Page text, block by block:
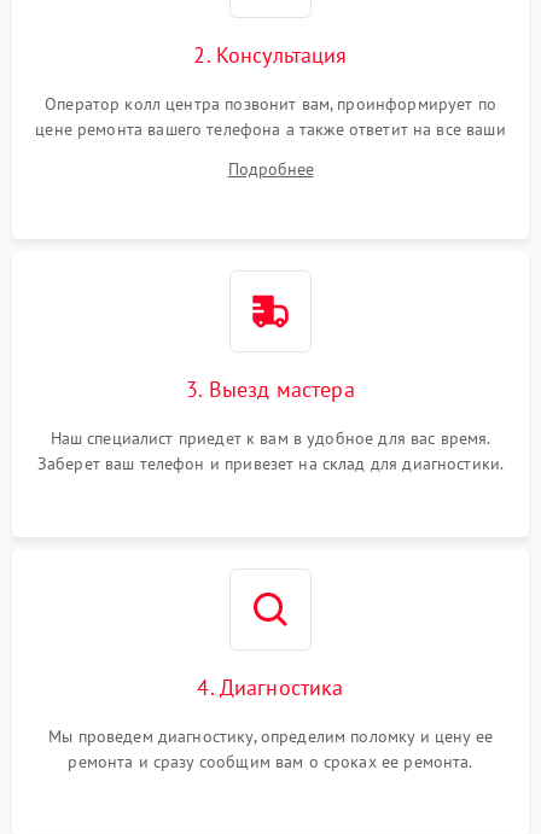
2. Консультация
Оператор колл центра позвонит вам, проинформирует по
цене ремонта вашего телефона а также ответит на все ваши
Подробнее
3. Выезд мастера
Наш специалист приедет к вам в удобное для вас время.
Заберет ваш телефон и привезет на склад для диагностики.
4. Диагностика
Мы проведем диагностику, определим поломку и цену ее
ремонта и сразу сообщим вам о сроках ее ремонта.